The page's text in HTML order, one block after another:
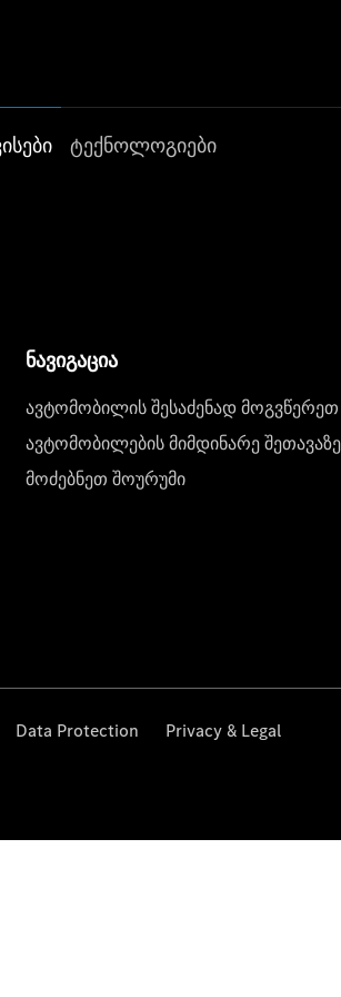
ტექნოლოგიები
ნავიგაცია
ავტომობილის შესაძენად მოგვწერეთ
ავტომობილების მიმდინარე
მოძებნეთ შოურუმი
Data Protection Privacy & Legal